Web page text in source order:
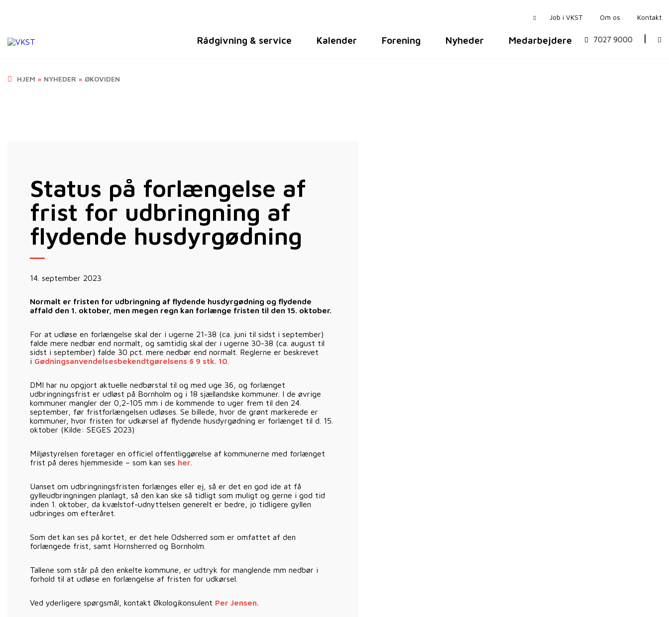
Job i VKST Om os Kontakt
Rådgivning & service Kalender Forening Nyheder Medarbejdere 7027 9000
HJEM » NYHEDER » ØKOVIDEN
Status på forlængelse af
frist for udbringning af
flydende husdyrgødning
14. september 2023
Normalt er fristen for udbringning af flydende husdyrgødning og flydende
affald den 1. oktober, men megen regn kan forlænge fristen til den 15. oktober.
For at udløse en forlængelse skal der i ugerne 21-38 (ca. juni til sidst i september)
falde mere nedbør end normalt, og samtidig skal der i ugerne 30-38 (ca. august til
sidst i september) falde 30 pct. mere nedbør end normalt. Reglerne er beskrevet
i Gødningsanvendelsesbekendtgørelsens § 9 stk. 10
DMI har nu opgjort aktuelle nedbørstal til og med uge 36, og forlænget
udbringningsfrist er udløst på Bornholm og i 18 sjællandske kommuner. I de øvrige
kommuner mangler der 0,2-105 mm i de kommende to uger frem til den 24.
september, før fristforlængelsen udløses. Se billede, hvor de grønt markerede er
kommuner, hvor fristen for udkørsel af flydende husdyrgødning er forlænget til d. 15.
oktober (Kilde: SEGES 2023)
Miljøstyrelsen foretager en officiel offentliggørelse af kommunerne med forlænget
frist på deres hjemmeside – som kan ses her
Uanset om udbringningsfristen forlænges eller ej, så er det en god ide at få
gylleudbringningen planlagt, så den kan ske så tidligt som muligt og gerne i god tid
inden 1. oktober, da kvælstof-udnyttelsen generelt er bedre, jo tidligere gyllen
udbringes om efteråret.
Som det kan ses på kortet, er det hele Odsherred som er omfattet af den
forlængede frist, samt Hornsherred og Bornholm.
Tallene som står på den enkelte kommune, er udtryk for manglende mm nedbør i
forhold til at udløse en forlængelse af fristen for udkørsel.
Ved yderligere spørgsmål, kontakt Økologikonsulent Per Jensen.